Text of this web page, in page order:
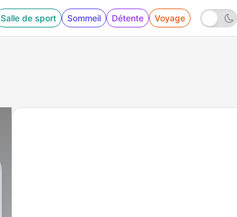
Salle de sport Sommeil Détente Voyage